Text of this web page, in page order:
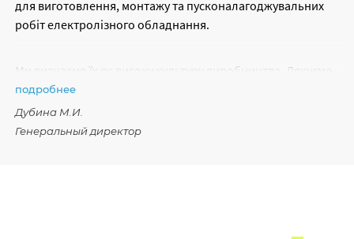
для виготов­лення, монтажу та пусконалагоджувальних
робiт електролiзного облад­нання.
Ми визнаємо їx як високу культуру виробництва. Дякуємо
компанiї за якiсну та своєчасно виконану роботу та
сподiваємося на nодальшу спiв­працю.
подробнее
Дубина М.И.
Генеральный директор